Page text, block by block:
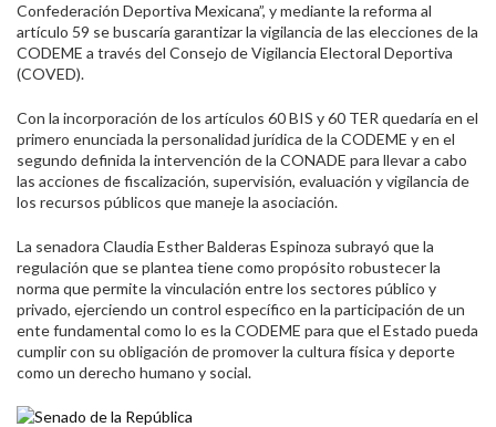
Confederación Deportiva Mexicana”, y mediante la reforma al
artículo 59 se buscaría garantizar la vigilancia de las elecciones de la
CODEME a través del Consejo de Vigilancia Electoral Deportiva
(COVED).
Con la incorporación de los artículos 60 BIS y 60 TER quedaría en el
primero enunciada la personalidad jurídica de la CODEME y en el
segundo definida la intervención de la CONADE para llevar a cabo
las acciones de fiscalización, supervisión, evaluación y vigilancia de
los recursos públicos que maneje la asociación.
La senadora Claudia Esther Balderas Espinoza subrayó que la
regulación que se plantea tiene como propósito robustecer la
norma que permite la vinculación entre los sectores público y
privado, ejerciendo un control específico en la participación de un
ente fundamental como lo es la CODEME para que el Estado pueda
cumplir con su obligación de promover la cultura física y deporte
como un derecho humano y social.